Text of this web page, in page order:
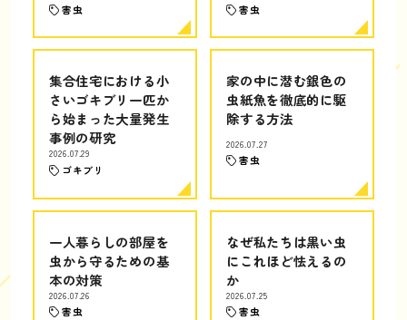
害虫 害虫
集合住宅における小
さいゴキブリ一匹か
ら始まった大量発生
事例の研究
2026.07.29
ゴキブリ
家の中に潜む銀色の
虫紙魚を徹底的に駆
除する方法
2026.07.27
害虫
一人暮らしの部屋を
虫から守るための基
本の対策
2026.07.26
害虫
なぜ私たちは黒い虫
にこれほど怯えるの
か
2026.07.25
害虫